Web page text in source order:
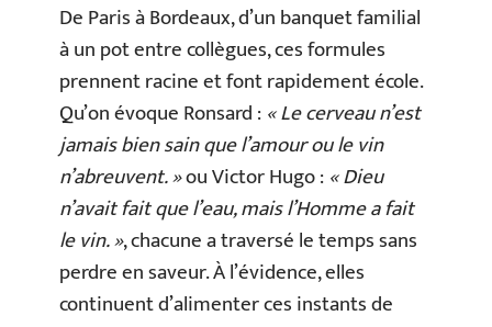
De Paris à Bordeaux, d’un banquet familial
à un pot entre collègues, ces formules
prennent racine et font rapidement école.
Qu’on évoque Ronsard :« Le cerveau n’est
jamais bien sain que l’amour ou le vin
n’abreuvent. »ou Victor Hugo :« Dieu
n’avait fait que l’eau, mais l’Homme a fait
le vin. », chacune a traversé le temps sans
perdre en saveur. À l’évidence, elles
continuent d’alimenter ces instants de